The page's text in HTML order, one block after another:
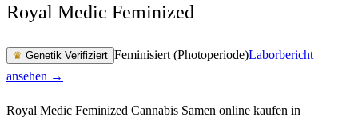
Royal Medic Feminized
♛ Genetik Verifiziert Feminisiert (Photoperiode)Laborbericht
ansehen →
Royal Medic Feminized Cannabis Samen online kaufen in